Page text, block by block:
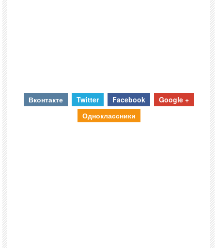
Вконтакте Twitter Facebook
Google +
Одноклассники